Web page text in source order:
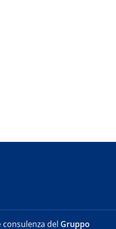
consulenza del Gruppo